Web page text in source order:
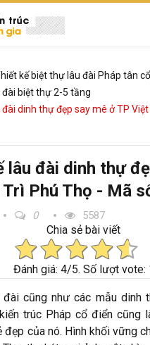
kế biệt thự lâu đài Pháp tân
đài biệt thự 2-5 tầng
dinh thự đẹp say mê ở TP
lâu đài dinh thự
Phú Thọ - Mã
0 5587
Chia sẻ bài viết
Đánh giá: 4/5. Số lượt vote:
đài cũng như các mẫu dinh
trúc Pháp cổ điển cũng
đẹp của nó. Hình khối vững